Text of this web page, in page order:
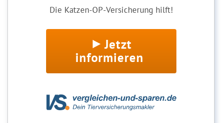
Die Katzen-OP-Versicherung hilft!
Jetzt
informieren